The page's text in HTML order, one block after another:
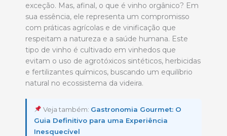
exceção. Mas, afinal, o que é vinho orgânico? Em
sua essência, ele representa um compromisso
com práticas agrícolas e de vinificação que
respeitam a natureza e a saúde humana. Este
tipo de vinho é cultivado em vinhedos que
evitam o uso de agrotóxicos sintéticos, herbicidas
e fertilizantes químicos, buscando um equilíbrio
natural no ecossistema da videira.
Veja também: Gastronomia Gourmet: O
Guia Definitivo para uma Experiência
Inesquecível